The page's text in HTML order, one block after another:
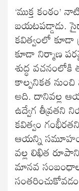
‘ముక్త కంఠం’
బయటపడ్డాడు.
కవిత్వంలో కూడా
కూడా నిర్మాణ
శుద్ధ వచనంలోకి
కాల్పనికత
అది. దానివల్ల
ఉద్వేగ తీవ్రతని
కవిత్వం
ఆయన్ని
వల్ల లిఖిత
మానవ